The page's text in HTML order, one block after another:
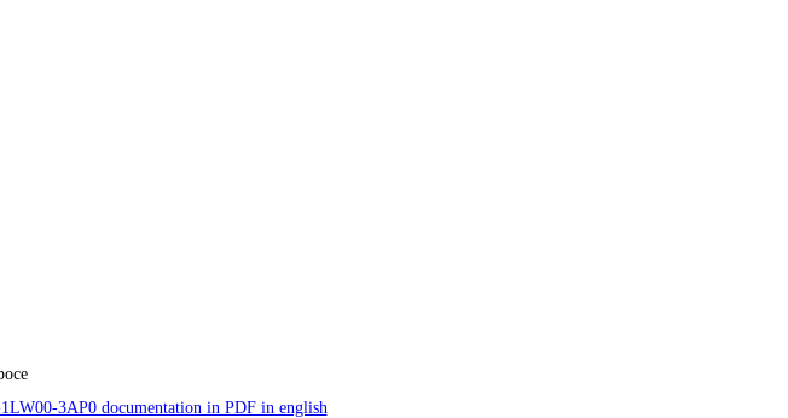
3AP0 documentation in PDF in english